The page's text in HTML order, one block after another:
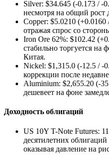
Silver: $34.645 (-0.173 / -
несмотря на общий рост
Copper: $5.0210 (+0.0160
отражая спрос со
Iron Ore 62%: $102.42
стабильно торгуется на
Китая.
Nickel: $1,315.0 (-12.5 / -
коррекции после
Aluminium: $2,655.20 (-
дешевеет на фоне
Доходность облигаций
US 10Y T-Note Futures:
десятилетних
оказывая давление на